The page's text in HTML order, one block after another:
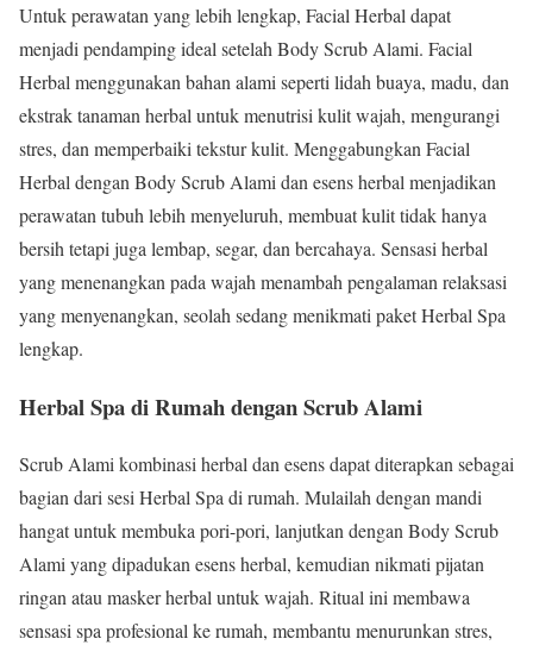
Untuk perawatan yang lebih lengkap, Facial Herbal dapat
menjadi pendamping ideal setelah Body Scrub Alami. Facial
Herbal menggunakan bahan alami seperti lidah buaya, madu, dan
ekstrak tanaman herbal untuk menutrisi kulit wajah, mengurangi
stres, dan memperbaiki tekstur kulit. Menggabungkan Facial
Herbal dengan Body Scrub Alami dan esens herbal menjadikan
perawatan tubuh lebih menyeluruh, membuat kulit tidak hanya
bersih tetapi juga lembap, segar, dan bercahaya. Sensasi herbal
yang menenangkan pada wajah menambah pengalaman relaksasi
yang menyenangkan, seolah sedang menikmati paket Herbal Spa
lengkap.
Herbal Spa di Rumah dengan Scrub Alami
Scrub Alami kombinasi herbal dan esens dapat diterapkan sebagai
bagian dari sesi Herbal Spa di rumah. Mulailah dengan mandi
hangat untuk membuka pori-pori, lanjutkan dengan Body Scrub
Alami yang dipadukan esens herbal, kemudian nikmati pijatan
ringan atau masker herbal untuk wajah. Ritual ini membawa
sensasi spa profesional ke rumah, membantu menurunkan stres,